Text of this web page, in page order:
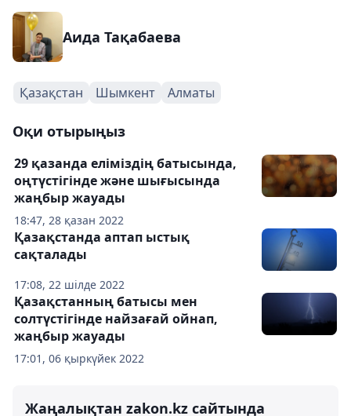
Аида Тақабаева
Қазақстан Шымкент Алматы
Оқи отырыңыз
18:47, 28 қазан 2022
29 қазанда еліміздің батысында,
оңтүстігінде және шығысында
жаңбыр жауады
17:08, 22 шілде 2022
Қазақстанда аптап ыстық
сақталады
17:01, 06 қыркүйек 2022
Қазақстанның батысы мен
солтүстігінде найзағай ойнап,
жаңбыр жауады
Жаңалықтан zakon.kz сайтында